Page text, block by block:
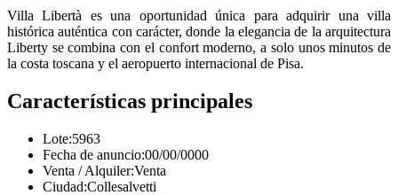
Villa Libertà es una oportunidad única para adquirir una villa
histórica auténtica con carácter, donde la elegancia de la arquitectura
Liberty se combina con el confort moderno, a solo unos minutos de
la costa toscana y el aeropuerto internacional de Pisa.
Características principales
Lote:5963
Fecha de anuncio:00/00/0000
Venta / Alquiler:Venta
Ciudad:Collesalvetti